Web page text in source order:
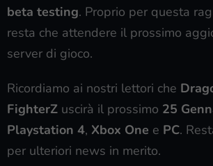
beta testing. Proprio per questa
resta che attendere il prossimo
server di gioco.
Ricordiamo ai nostri lettori che
FighterZ uscirà il prossimo 25
Playstation 4, Xbox One e PC.
per ulteriori news in merito.